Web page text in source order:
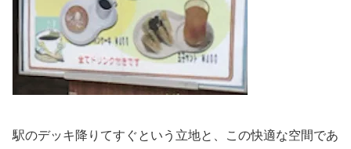
駅のデッキ降りてすぐという立地と、この快適な空間であ